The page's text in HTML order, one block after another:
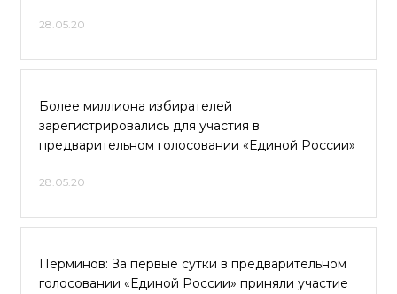
28.05.20
Более миллиона избирателей
зарегистрировались для участия в
предварительном голосовании «Единой России»
28.05.20
Перминов: За первые сутки в предварительном
голосовании «Единой России» приняли участие